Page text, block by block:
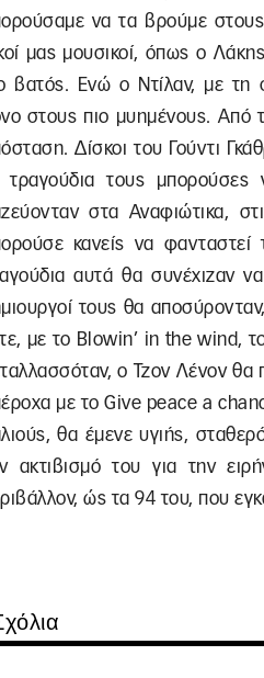
να τα βρούμε
μας μουσικοί, όπως ο
βατός. Ενώ ο Ντίλαν, με τη
στους πιο μυημένους.
Δίσκοι του Γούντι
τραγούδια τους
στα Αναφιώτικα,
κανείς να
αυτά θα συνέχιζαν
τους θα
με το Blowin’ in the wind,
ο Τζον Λένον θα
με το Give peace a
θα έμενε υγιής,
ακτιβισμό του για την
ώς τα 94 του, που